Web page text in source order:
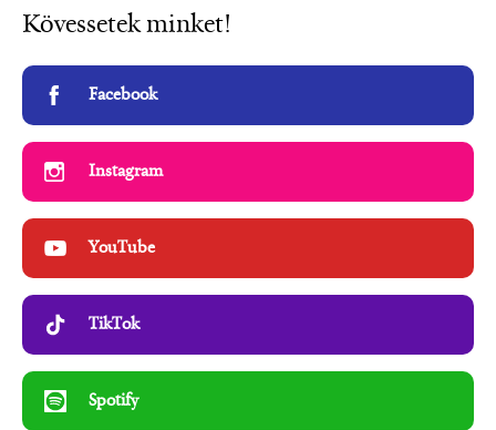
Kövessetek minket!
Facebook
Instagram
YouTube
TikTok
Spotify